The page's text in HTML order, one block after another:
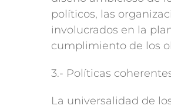
políticos, las
involucrados en la
cumplimiento de los
3.- Políticas
La universalidad de